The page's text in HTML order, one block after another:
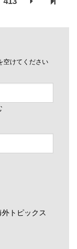
空けてください
外トピックス